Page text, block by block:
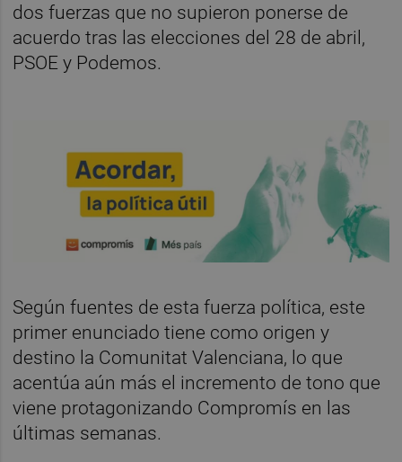
dos fuerzas que no supieron ponerse de
acuerdo tras las elecciones del 28 de abril,
PSOE y Podemos.
Según fuentes de esta fuerza política, este
primer enunciado tiene como origen y
destino la Comunitat Valenciana, lo que
acentúa aún más el incremento de tono que
viene protagonizando Compromís en las
últimas semanas.